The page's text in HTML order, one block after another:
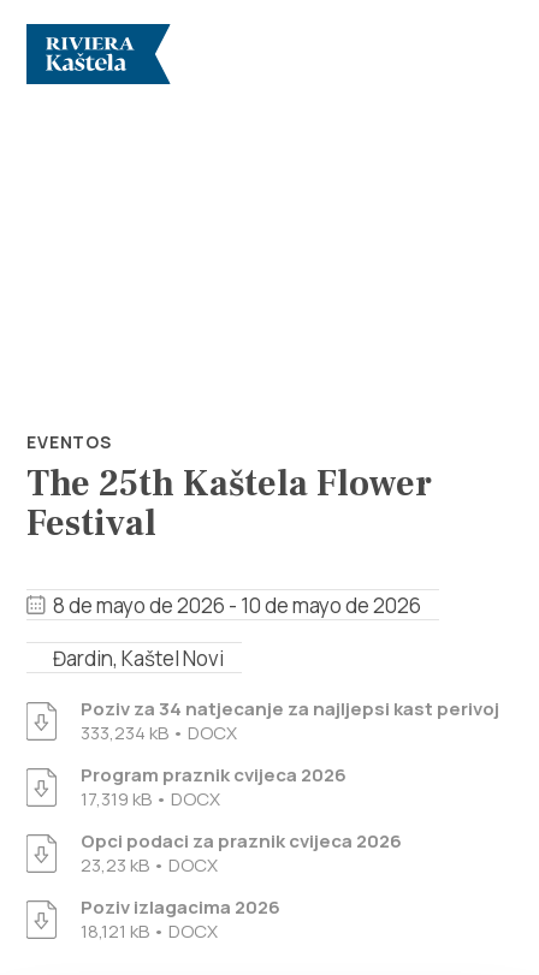
Información
Safe in Dalmatia
es
+385 21 227 933
info@kastela-info.hr
Villa Nika, Kamberovo šetalište 30,
EVENTOS
The 25th Kaštela Flower
Festival
8 de mayo de 2026 - 10 de mayo de 2026
Đardin, Kaštel Novi
Poziv za 34 natjecanje za najljepsi kast perivoj
333,234 kB • DOCX
Program praznik cvijeca 2026
17,319 kB • DOCX
Opci podaci za praznik cvijeca 2026
23,23 kB • DOCX
Poziv izlagacima 2026
18,121 kB • DOCX